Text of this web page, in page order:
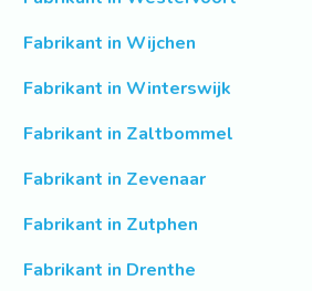
Fabrikant in Wijchen
Fabrikant in Winterswijk
Fabrikant in Zaltbommel
Fabrikant in Zevenaar
Fabrikant in Zutphen
Fabrikant in Drenthe